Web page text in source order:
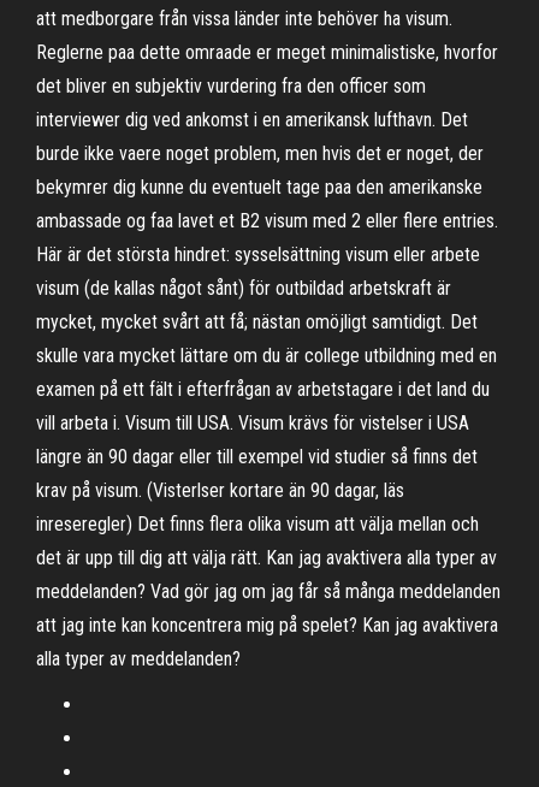
att medborgare från vissa länder inte behöver ha visum.
Reglerne paa dette omraade er meget minimalistiske, hvorfor
det bliver en subjektiv vurdering fra den officer som
interviewer dig ved ankomst i en amerikansk lufthavn. Det
burde ikke vaere noget problem, men hvis det er noget, der
bekymrer dig kunne du eventuelt tage paa den amerikanske
ambassade og faa lavet et B2 visum med 2 eller flere entries.
Här är det största hindret: sysselsättning visum eller arbete
visum (de kallas något sånt) för outbildad arbetskraft är
mycket, mycket svårt att få; nästan omöjligt samtidigt. Det
skulle vara mycket lättare om du är college utbildning med en
examen på ett fält i efterfrågan av arbetstagare i det land du
vill arbeta i. Visum till USA. Visum krävs för vistelser i USA
längre än 90 dagar eller till exempel vid studier så finns det
krav på visum. (Visterlser kortare än 90 dagar, läs
inreseregler) Det finns flera olika visum att välja mellan och
det är upp till dig att välja rätt. Kan jag avaktivera alla typer av
meddelanden? Vad gör jag om jag får så många meddelanden
att jag inte kan koncentrera mig på spelet? Kan jag avaktivera
alla typer av meddelanden?